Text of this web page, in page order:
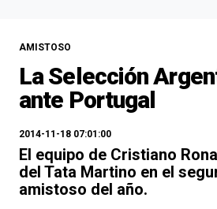
AMISTOSO
La Selección
ante Portugal
2014-11-18 07:01:00
El equipo de Cristiano
del Tata Martino en el
amistoso del año.